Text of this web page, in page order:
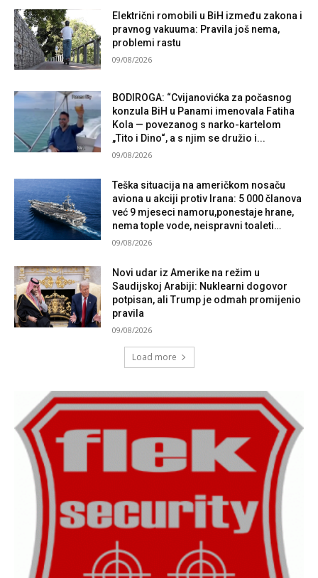
Električni romobili u BiH između zakona i
pravnog vakuuma: Pravila još nema,
problemi rastu
09/08/2026
BODIROGA: “Cvijanovićka za počasnog
konzula BiH u Panami imenovala Fatiha
Kola — povezanog s narko-kartelom
„Tito i Dino“, a s njim se družio i...
09/08/2026
Teška situacija na američkom nosaču
aviona u akciji protiv Irana: 5 000 članova
već 9 mjeseci namoru,ponestaje hrane,
nema tople vode, neispravni toaleti…
09/08/2026
Novi udar iz Amerike na režim u
Saudijskoj Arabiji: Nuklearni dogovor
potpisan, ali Trump je odmah promijenio
pravila
09/08/2026
Load more